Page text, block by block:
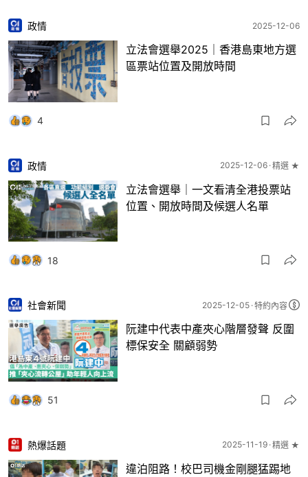
政情 2025-12-06
立法會選舉2025｜香港島東地方選
區票站位置及開放時間
4
政情 2025-12-06 精選 ★
立法會選舉｜一文看清全港投票站
位置、開放時間及候選人名單
18
社會新聞 2025-12-05 特約內容
阮建中代表中產夾心階層發聲 反圍
標保安全 關顧弱勢
51
熱爆話題 2025-11-19 精選 ★
違泊阻路！校巴司機金剛腿猛踢地